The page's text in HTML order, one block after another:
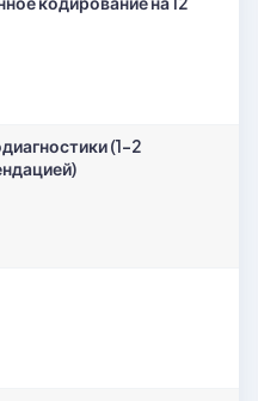
(1-2